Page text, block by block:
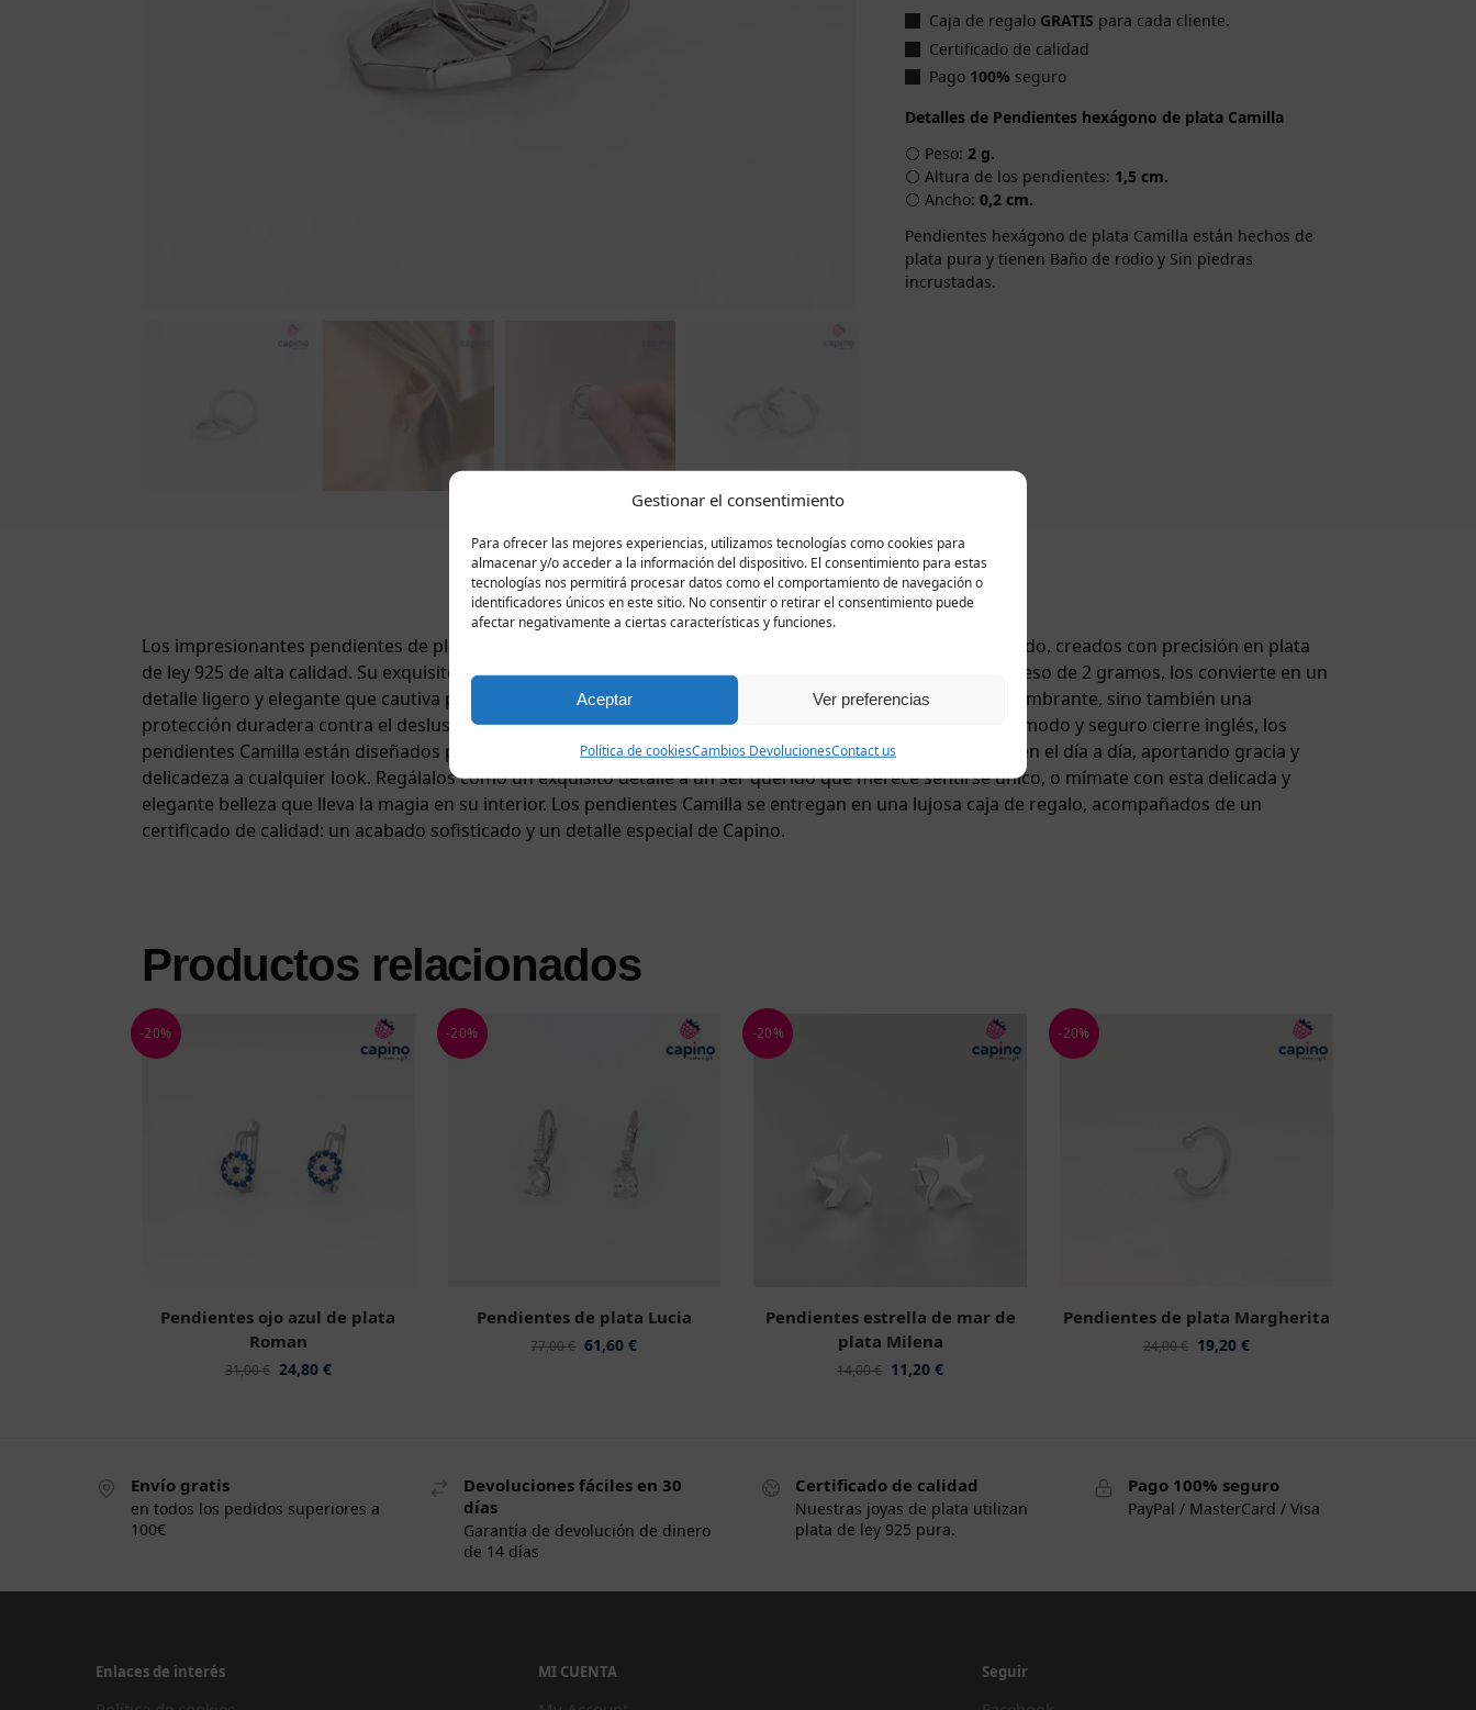
Gestionar el consentimiento
Para ofrecer las mejores experiencias, utilizamos tecnologías como cookies para
almacenar y/o acceder a la información del dispositivo. El consentimiento para estas
tecnologías nos permitirá procesar datos como el comportamiento de navegación o
identificadores únicos en este sitio. No consentir o retirar el consentimiento puede
afectar negativamente a ciertas características y funciones.
Aceptar Ver preferencias
Política de cookiesCambios DevolucionesContact us
Caja de regalo GRATIS para cada cliente.
Certificado de calidad
Pago 100% seguro
Detalles de Pendientes hexágono de plata Camilla
⚪ Peso:2 g.
⚪ Altura de los pendientes: 1,5 cm.
⚪ Ancho:0,2 cm.
Pendientes hexágono de plata Camilla están hechos de
plata pura y tienen Baño de rodio y Sin piedras
incrustadas.
Descripción Valoraciones 0
Los impresionantes pendientes de plata Camilla son una auténtica expresión de elegancia y estilo sofisticado, creados con precisión en plata
de ley 925 de alta calidad. Su exquisito diseño hexagonal, con delicadas dimensiones de 1,5 x 0,2 cm y un peso de 2 gramos, los convierte en un
detalle ligero y elegante que cautiva por su delicadeza. El baño de rodio les confiere no solo un brillo deslumbrante, sino también una
protección duradera contra el deslustre y los arañazos, preservando su frescura con el tiempo. Con un cómodo y seguro cierre inglés, los
pendientes Camilla están diseñados para ser tus fieles compañeros tanto en momentos especiales como en el día a día, aportando gracia y
delicadeza a cualquier look. Regálalos como un exquisito detalle a un ser querido que merece sentirse único, o mímate con esta delicada y
elegante belleza que lleva la magia en su interior. Los pendientes Camilla se entregan en una lujosa caja de regalo, acompañados de un
certificado de calidad: un acabado sofisticado y un detalle especial de Capino.
Productos relacionados
-20%
Pendientes ojo azul de plata
Roman
31,00€ 24,80 €
-20%
Pendientes de plata Lucia
77,00€ 61,60€
-20%
Pendientes estrella de mar de
plata Milena
14,00€ 11,20€
-20%
Pendientes de plata Margherita
24,00€ 19,20 €
Envío gratis
en todos los pedidos superiores a
100€
Devoluciones fáciles en 30
días
Garantía de devolución de dinero
de 14 días
Certificado de calidad
Nuestras joyas de plata utilizan
plata de ley 925 pura.
Pago 100% seguro
PayPal / MasterCard / Visa
Enlaces de interés MI CUENTA Seguir